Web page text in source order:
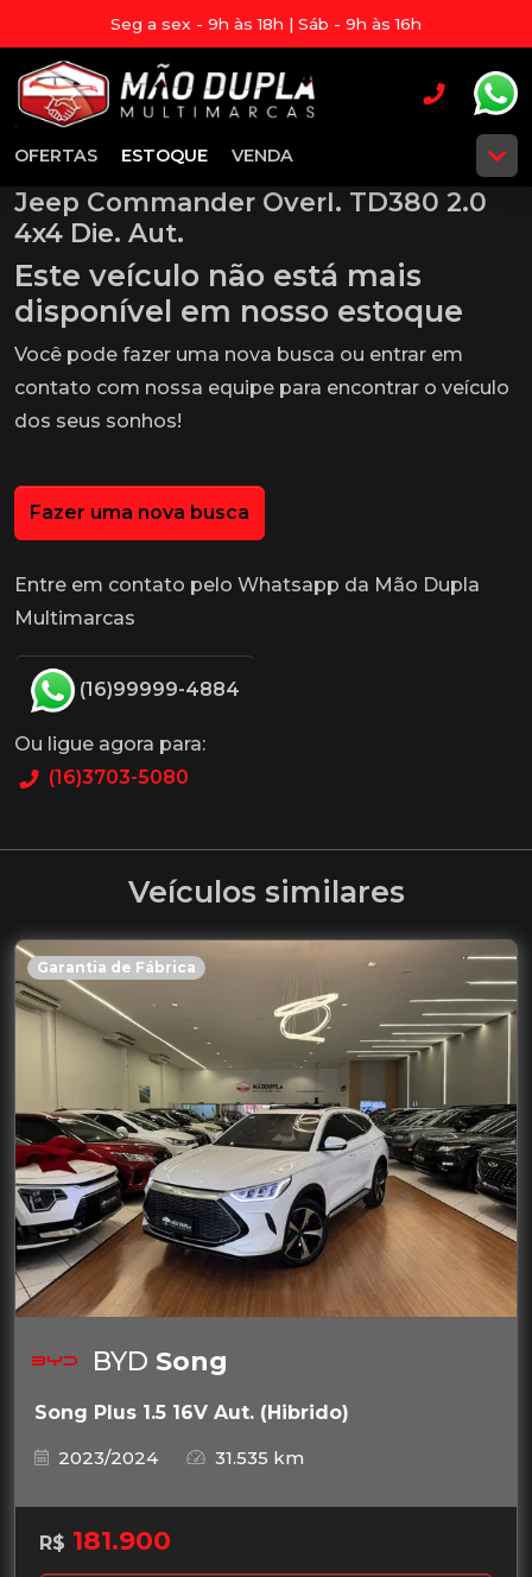
Seg a sex - 9h às 18h | Sáb - 9h às 16h
OFERTAS ESTOQUE VENDA
Jeep Commander Overl. TD380 2.0
4x4 Die. Aut.
Este veículo não está mais
disponível em nosso estoque
Você pode fazer uma nova busca ou entrar em
contato com nossa equipe para encontrar o veículo
dos seus sonhos!
Fazer uma nova busca
Entre em contato pelo Whatsapp da Mão Dupla
Multimarcas
(16)99999-4884
Ou ligue agora para:
(16)3703-5080
Veículos similares
Garantia de Fábrica
BYD Song
Song Plus 1.5 16V Aut. (Hibrido)
2023/2024
31.535 km
R$ 181.900